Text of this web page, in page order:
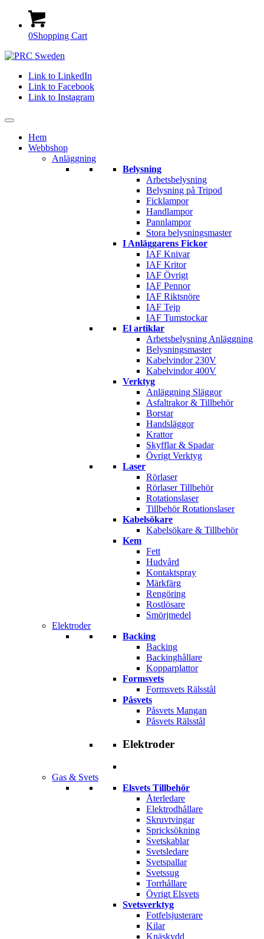
0Shopping Cart
Link to LinkedIn
Link to Facebook
Link to Instagram
Hem
Webbshop
Anläggning
Belysning
Arbetsbelysning
Belysning på Tripod
Ficklampor
Handlampor
Pannlampor
Stora belysningsmaster
I Anläggarens Fickor
IAF Knivar
IAF Kritor
IAF Övrigt
IAF Pennor
IAF Riktsnöre
IAF Tejp
IAF Tumstockar
El artiklar
Arbetsbelysning Anläggning
Belysningsmaster
Kabelvindor 230V
Kabelvindor 400V
Verktyg
Anläggning Släggor
Asfaltrakor & Tillbehör
Borstar
Handsläggor
Krattor
Skyfflar & Spadar
Övrigt Verktyg
Laser
Rörlaser
Rörlaser Tillbehör
Rotationslaser
Tillbehör Rotationslaser
Kabelsökare
Kabelsökare & Tillbehör
Kem
Fett
Hudvård
Kontaktspray
Märkfärg
Rengöring
Rostlösare
Smörjmedel
Elektroder
Backing
Backing
Backinghållare
Kopparplattor
Formsvets
Formsvets Rälsstål
Påsvets
Påsvets Mangan
Påsvets Rälsstål
Elektroder
Gas & Svets
Elsvets Tillbehör
Återledare
Elektrodhållare
Skruvtvingar
Spricksökning
Svetskablar
Svetsledare
Svetspallar
Svetssug
Torrhållare
Övrigt Elsvets
Svetsverktyg
Fotfelsjusterare
Kilar
Knäskydd